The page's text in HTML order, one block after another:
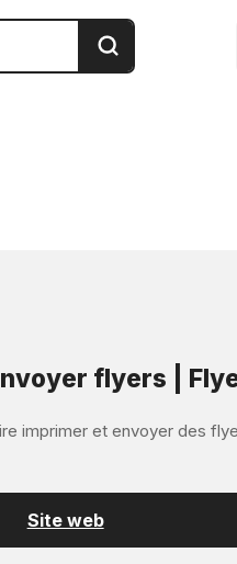
flyers |
imprimer et envoyer des
Site web